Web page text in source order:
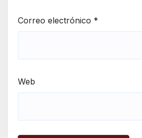
Correo electrónico *
Web